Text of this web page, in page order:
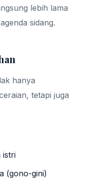
lebih lama
sidang.
hanya
tetapi juga
istri
(gono-gini)